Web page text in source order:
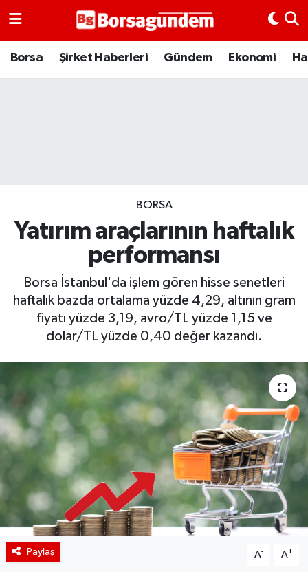
Borsa Şirket Haberleri Gündem Ekonomi
BORSA
Yatırım araçlarının haftalık
performansı
Borsa İstanbul'da işlem gören hisse senetleri
haftalık bazda ortalama yüzde 4,29, altının gram
fiyatı yüzde 3,19, avro/TL yüzde 1,15 ve
dolar/TL yüzde 0,40 değer kazandı.
Paylaş A- A+
Borsa
Bitcoin
Şirket Haberleri
Borsa Gundem
BIST 100 Isı Haritası
Coin Isı Haritası
Ekonomik Takvim
Kiripto Para Piyasası
Gizlilik Sözleşmesi
Hakkımızda
İletişim